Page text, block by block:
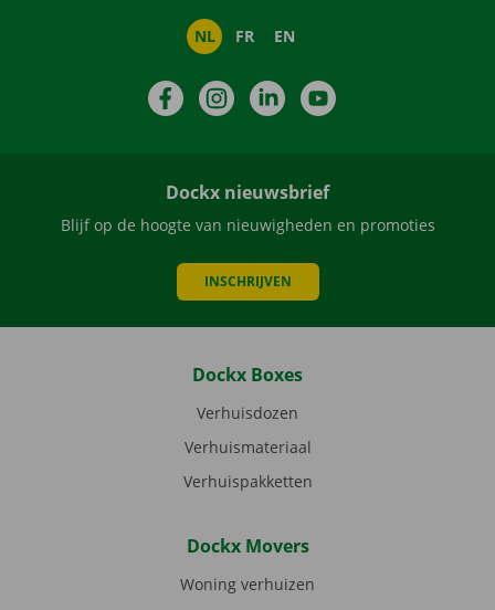
NL FR EN
FacebookInstagramLinkedIn
Dockx nieuwsbrief
Blijf op de hoogte van nieuwigheden en promoties
INSCHRIJVEN
Dockx Boxes
Verhuisdozen
Verhuismateriaal
Verhuispakketten
Dockx Movers
Woning verhuizen